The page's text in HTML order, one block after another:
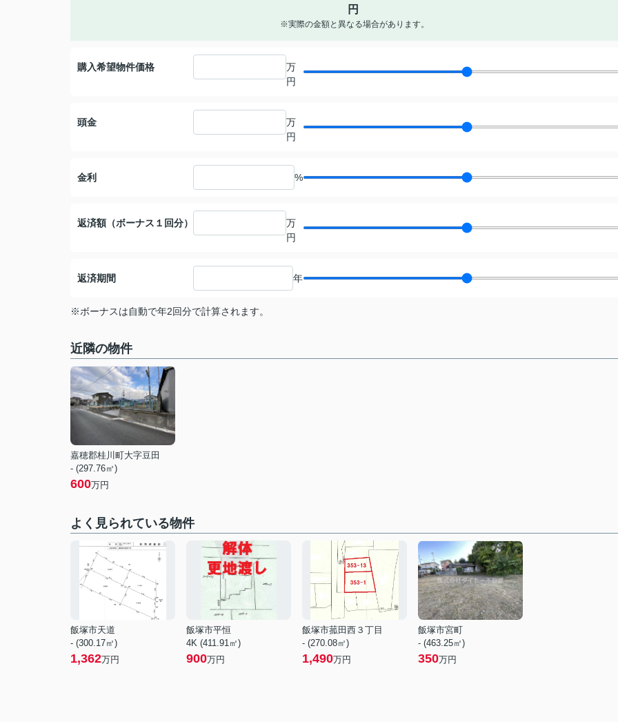
円
※実際の金額と異なる場合があります。
購入希望物件価格
万
円
頭金
万
円
金利 %
返済額（ボーナス１回分）
万
円
返済期間 年
※ボーナスは自動で年2回分で計算されます。
近隣の物件
嘉穂郡桂川町大字豆田
- (297.76㎡)
600万円
よく見られている物件
飯塚市天道
- (300.17㎡)
1,362万円
飯塚市平恒
4K (411.91㎡)
900万円
飯塚市菰田西３丁目
- (270.08㎡)
1,490万円
飯塚市宮町
- (463.25㎡)
350万円